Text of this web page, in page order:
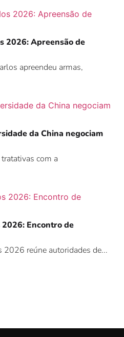
2026: Apreensão de
apreendeu armas,
da China negociam
com a
Encontro de
2026 reúne autoridades de...